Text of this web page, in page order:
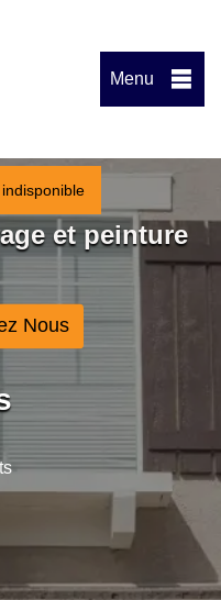
Menu
indisponible
et peinture
Nous